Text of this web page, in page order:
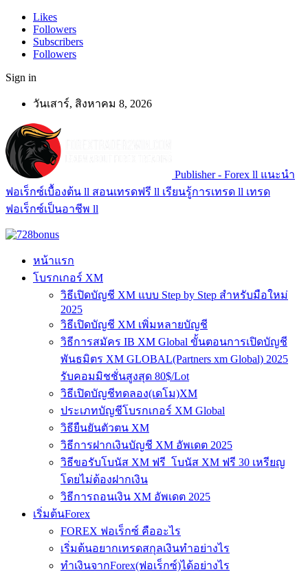
Likes
Followers
Subscribers
Followers
Sign in
วันเสาร์, สิงหาคม 8, 2026
Publisher - Forex ll แนะนำ
ฟอเร็กซ์เบื้องต้น ll สอนเทรดฟรี ll เรียนรู้การเทรด ll เทรด
ฟอเร็กซ์เป็นอาชีพ ll
หน้าแรก
โบรกเกอร์ XM
วิธีเปิดบัญชี XM แบบ Step by Step สำหรับมือใหม่
2025
วิธีเปิดบัญชี XM เพิ่มหลายบัญชี
วิธีการสมัคร IB XM Global ขั้นตอนการเปิดบัญชี
พันธมิตร XM GLOBAL(Partners xm Global) 2025
รับคอมมิชชั่นสูงสุด 80$/Lot
วิธีเปิดบัญชีทดลอง(เดโม)XM
ประเภทบัญชีโบรกเกอร์ XM Global
วิธียืนยันตัวตน XM
วิธีการฝากเงินบัญชี XM อัพเดต 2025
วิธีขอรับโบนัส XM ฟรี โบนัส XM ฟรี 30 เหรียญ
โดยไม่ต้องฝากเงิน
วิธีการถอนเงิน XM อัพเดต 2025
เริ่มต้นForex
FOREX ฟอเร็กซ์ คืออะไร
เริ่มต้นอยากเทรดสกุลเงินทำอย่างไร
ทำเงินจากForex(ฟอเร็กซ์)ได้อย่างไร